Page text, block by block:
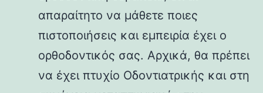
απαραίτητο να μάθετε ποιες
πιστοποιήσεις και εμπειρία έχει ο
ορθοδοντικός σας. Αρχικά, θα πρέπει
να έχει πτυχίο Οδοντιατρικής και στη